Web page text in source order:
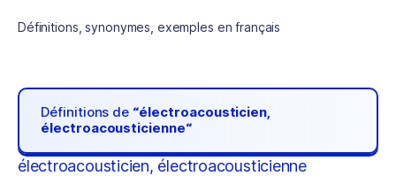
Définitions, synonymes, exemples en français
Définitions de “électroacousticien,
électroacousticienne“
électroacousticien, électroacousticienne